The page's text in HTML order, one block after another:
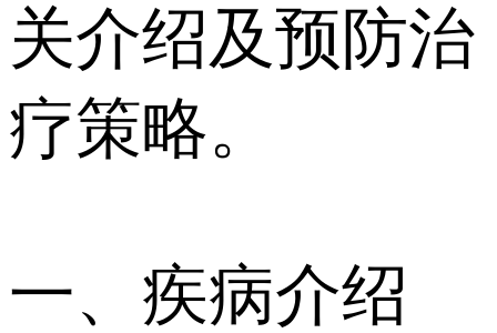
关介绍及预防治
疗策略。
一、疾病介绍